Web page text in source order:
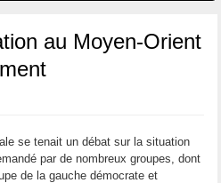
au Moyen-Orient
se tenait un débat sur la situation
par de nombreux groupes, dont
de la gauche démocrate et